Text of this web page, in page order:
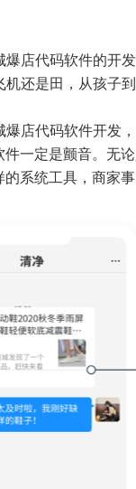
店代码软件的开
还是田，从孩子
店代码软件开发
一定是颤音。无
系统工具，商家